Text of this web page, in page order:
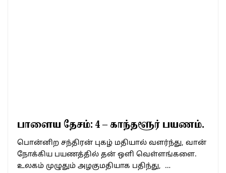
பாளைய தேசம்: 4 – காந்தளூர் பயணம்.
பொன்னிற சந்திரன் புகழ் மதியால் வளர்ந்து, வான்
நோக்கிய பயணத்தில் தன் ஒளி வெள்ளங்களை.
உலகம் முழுதும் அழகுமதியாக பதிந்து, …